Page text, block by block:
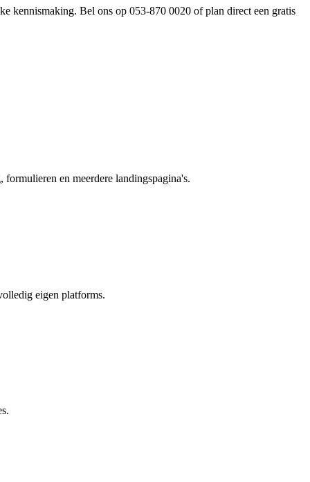
kennismaking. Bel ons op 053-870 0020 of plan direct een gratis
en meerdere landingspagina's.
eigen platforms.